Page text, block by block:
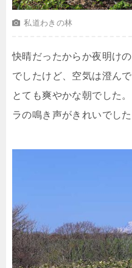
私道わきの林
快晴だったからか夜明け
でしたけど、空気は澄ん
とても爽やかな朝でした
ラの鳴き声がきれいでした